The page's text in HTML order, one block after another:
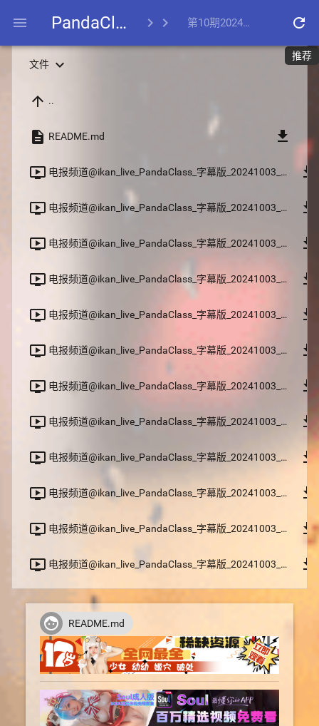
menu PandaClass chevron_right 第10期20241003 refresh
文件 expand_more
arrow_upward ..
description README.md file_download
ondemand_video 电报频道@ikan_live_PandaClass_字幕版_20241003_01.m3u8 file_download
ondemand_video 电报频道@ikan_live_PandaClass_字幕版_20241003_02.m3u8 file_download
ondemand_video 电报频道@ikan_live_PandaClass_字幕版_20241003_03.m3u8 file_download
ondemand_video 电报频道@ikan_live_PandaClass_字幕版_20241003_04.m3u8 file_download
ondemand_video 电报频道@ikan_live_PandaClass_字幕版_20241003_05.m3u8 file_download
ondemand_video 电报频道@ikan_live_PandaClass_字幕版_20241003_06.m3u8 file_download
ondemand_video 电报频道@ikan_live_PandaClass_字幕版_20241003_07.m3u8 file_download
ondemand_video 电报频道@ikan_live_PandaClass_字幕版_20241003_08.m3u8 file_download
ondemand_video 电报频道@ikan_live_PandaClass_字幕版_20241003_09.m3u8 file_download
ondemand_video 电报频道@ikan_live_PandaClass_字幕版_20241003_10.m3u8 file_download
ondemand_video 电报频道@ikan_live_PandaClass_字幕版_20241003_11.m3u8 file_download
ondemand_video 电报频道@ikan_live_PandaClass_字幕版_20241003_12.m3u8 file_download
face README.md
推荐